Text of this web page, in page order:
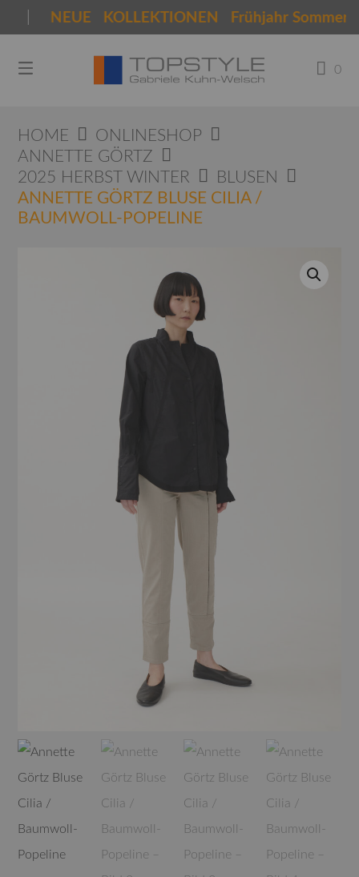
Springen
Inhalt
NEUE KOLLEKTIONEN Frühjahr Sommer
0
HOME
ONLINESHOP
ANNETTE GÖRTZ
2025 HERBST WINTER
BLUSEN
ANNETTE GÖRTZ BLUSE CILIA /
BAUMWOLL-POPELINE